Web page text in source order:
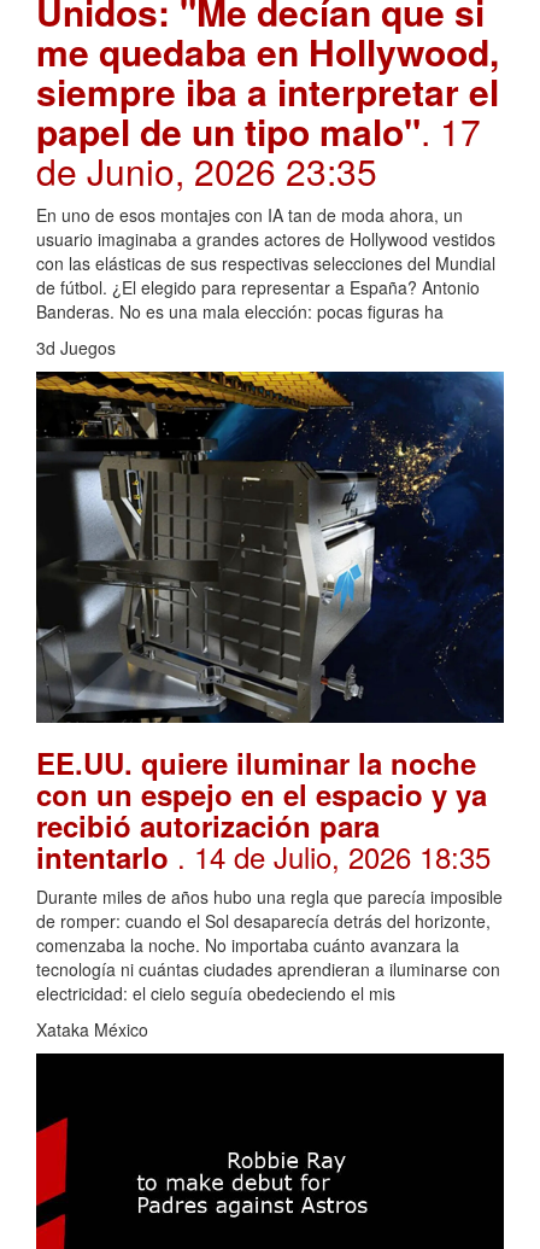
Unidos: "Me decían que si
me quedaba en Hollywood,
siempre iba a interpretar el
papel de un tipo malo". 17
de Junio, 2026 23:35
En uno de esos montajes con IA tan de moda ahora, un
usuario imaginaba a grandes actores de Hollywood vestidos
con las elásticas de sus respectivas selecciones del Mundial
de fútbol. ¿El elegido para representar a España? Antonio
Banderas. No es una mala elección: pocas figuras ha
3d Juegos
EE.UU. quiere iluminar la noche
con un espejo en el espacio y ya
recibió autorización para
intentarlo . 14 de Julio, 2026 18:35
Durante miles de años hubo una regla que parecía imposible
de romper: cuando el Sol desaparecía detrás del horizonte,
comenzaba la noche. No importaba cuánto avanzara la
tecnología ni cuántas ciudades aprendieran a iluminarse con
electricidad: el cielo seguía obedeciendo el mis
Xataka México